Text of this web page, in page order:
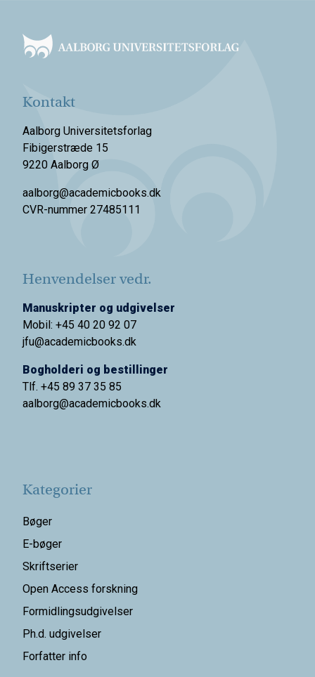
Kontakt
Aalborg Universitetsforlag
Fibigerstræde 15
9220 Aalborg Ø
aalborg@academicbooks.dk
CVR-nummer 27485111
Henvendelser vedr.
Manuskripter og udgivelser
Mobil: +45 40 20 92 07
jfu@academicbooks.dk
Bogholderi og bestillinger
Tlf. +45 89 37 35 85
aalborg@academicbooks.dk
Kategorier
Bøger
E-bøger
Skriftserier
Open Access forskning
Formidlingsudgivelser
Ph.d. udgivelser
Forfatter info